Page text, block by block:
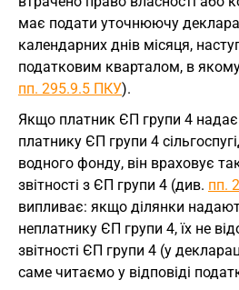
має подати уточнюючу
календарних днів місяця,
податковим кварталом, в
пп. 295.9.5 ПКУ).
Якщо платник ЄП групи 4
платнику ЄП групи 4
водного фонду, він враховує
звітності з ЄП групи 4 (див. пп.
випливає: якщо ділянки
неплатнику ЄП групи 4, їх не
звітності ЄП групи 4 (у
саме читаємо у відповіді